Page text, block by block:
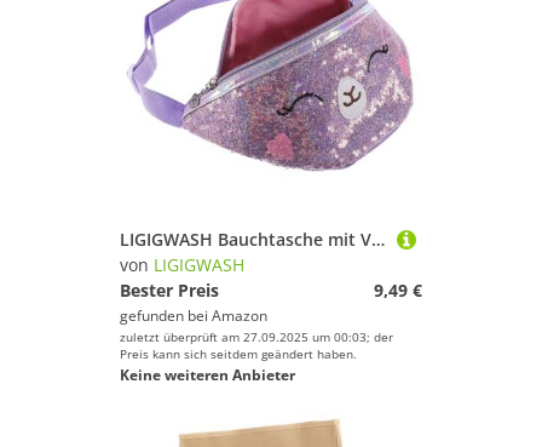
LIGIGWASH Bauchtasche mit Verstellbarem Schultergurt PU Material Glänzende Pailletten Niedliche Katzen Optik Vielseitig als Hüft und Brusttasche für Mädchen und Jungen Strapazierfähig und
von LIGIGWASH
Bester Preis
9,49 €
gefunden bei Amazon
zuletzt überprüft am 27.09.2025 um 00:03; der
Preis kann sich seitdem geändert haben.
Keine weiteren Anbieter